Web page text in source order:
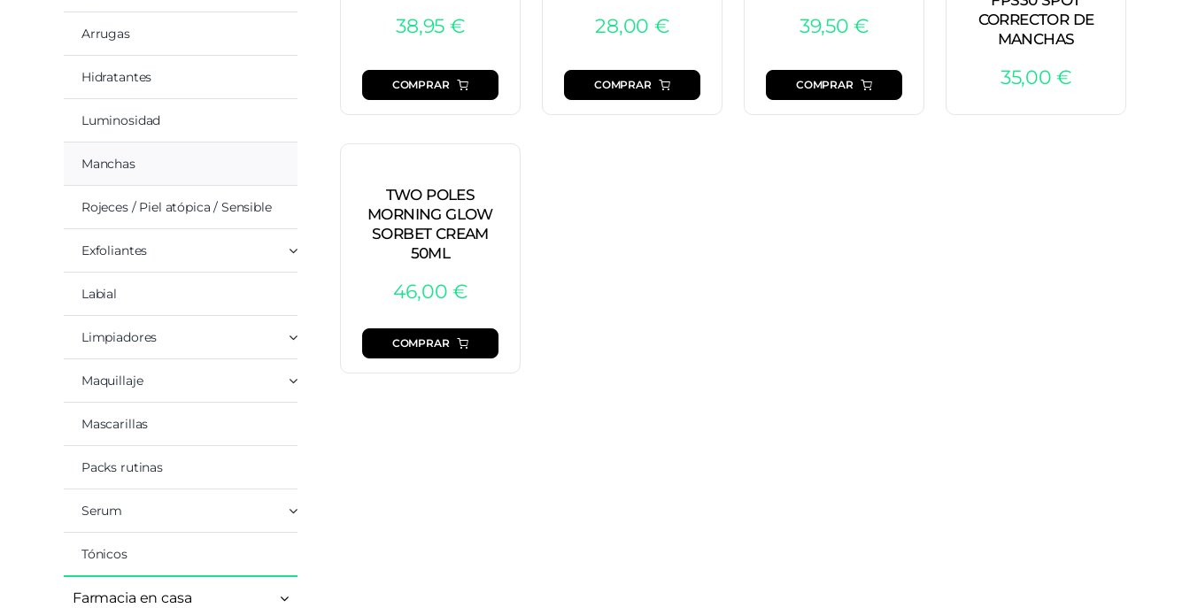
Arrugas
Hidratantes
Luminosidad
Manchas
Rojeces / Piel atópica / Sensible
Exfoliantes
Labial
Limpiadores
Maquillaje
Mascarillas
Packs rutinas
Serum
Tónicos
Farmacia en casa
38,95 €
COMPRAR
28,00 €
COMPRAR
39,50€
COMPRAR
CORRECTOR DE
MANCHAS
35,00€
TWO POLES
MORNING GLOW
SORBET CREAM
50ML
46,00€
COMPRAR